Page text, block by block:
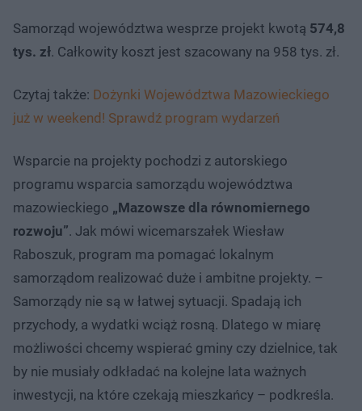
Samorząd województwa wesprze projekt kwotą 574,8
tys. zł. Całkowity koszt jest szacowany na 958 tys. zł.
Czytaj także: Dożynki Województwa Mazowieckiego
już w weekend! Sprawdź program wydarzeń
Wsparcie na projekty pochodzi z autorskiego
programu wsparcia samorządu województwa
mazowieckiego „Mazowsze dla równomiernego
rozwoju”. Jak mówi wicemarszałek Wiesław
Raboszuk, program ma pomagać lokalnym
samorządom realizować duże i ambitne projekty. –
Samorządy nie są w łatwej sytuacji. Spadają ich
przychody, a wydatki wciąż rosną. Dlatego w miarę
możliwości chcemy wspierać gminy czy dzielnice, tak
by nie musiały odkładać na kolejne lata ważnych
inwestycji, na które czekają mieszkańcy – podkreśla.